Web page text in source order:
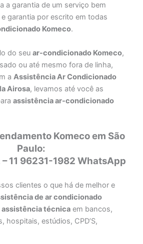
a garantia de um serviço bem
garantia por escrito em todas
Komeco.
do seuar-condicionado Komeco,
ou até mesmo fora de linha,
a Assistência Ar Condicionado
Airosa, levamos até você as
assistência ar-condicionado
Komeco em São
Paulo:
11 96231-1982 WhatsApp
clientes o que há de melhor e
de ar condicionado
assistência técnica em bancos,
hospitais, estúdios, CPD’S,